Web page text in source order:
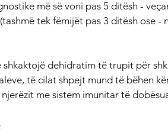
më së voni pas 5 ditësh -
tek fëmijët pas 3 ditësh ose -
dehidratim të trupit për
të cilat shpejt mund të bëhen
me sistem imunitar të